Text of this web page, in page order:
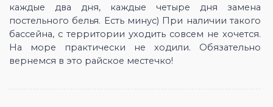
каждые два дня, каждые четыре дня замена
постельного белья. Есть минус) При наличии такого
бассейна, с территории уходить совсем не хочется.
На море практически не ходили. Обязательно
вернемся в это райское местечко!